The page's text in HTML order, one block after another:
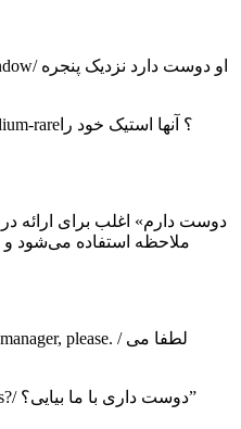
/ او دوست دارد نزدیک پنجره
rare ؟ آنها استیک خود را
ملاحظه استفاده می‌شود
please. / لطفا می
/ دوست داری با ما بیایی؟”